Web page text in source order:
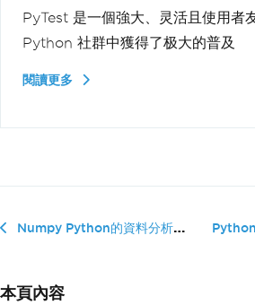
PyTest 是一個強大、灵活且使用者
Python 社群中獲得了极大的普及
閱讀更多
Numpy Python的資料分析指南
本頁內容